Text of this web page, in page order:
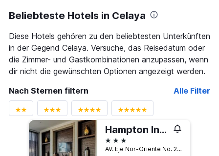
Beliebteste Hotels in Celaya
Diese Hotels gehören zu den beliebtesten Unterkünften
in der Gegend Celaya. Versuche, das Reisedatum oder
die Zimmer- und Gastkombinationen anzupassen, wenn
dir nicht die gewünschten Optionen angezeigt werden.
Nach Sternen filtern
Alle Filter
Hampton Inn by Hilton Celaya
3 Sterne
AV. Eje Nor-Oriente No. 223, Celaya, Guanajuato, Mexiko